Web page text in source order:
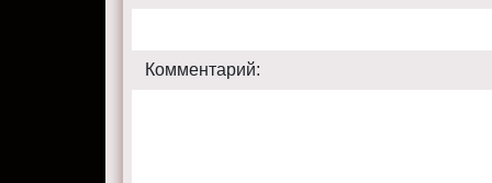
Комментарий: